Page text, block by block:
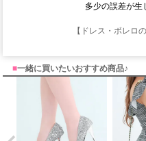
多少の誤差が生
【ドレス・ボレロ
■一緒に買いたいおすすめ商品♪